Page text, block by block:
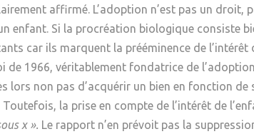
affirmé. L’adoption n’est pas un droit,
enfant. Si la procréation biologique consiste
car ils marquent la prééminence de
de 1966, véritablement fondatrice de
lors non pas d’acquérir un bien en fonction
la prise en compte de l’intérêt de
x ». Le rapport n’en prévoit pas la